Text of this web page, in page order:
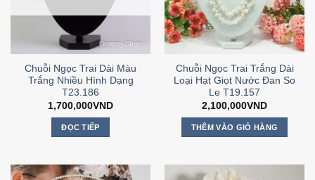
Chuỗi Ngọc Trai Dài Màu
Trắng Nhiều Hình Dạng
T23.186
1,700,000VND
ĐỌC TIẾP
Chuỗi Ngọc Trai Trắng Dài
Loại Hạt Giọt Nước Đan So
Le T19.157
2,100,000VND
THÊM VÀO GIỎ HÀNG